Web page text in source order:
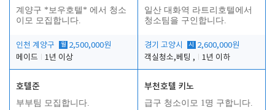
계양구 *보우호텔* 에서 청소
이모 모집합니다.
인천 계양구 월 2,500,000원
메이드
1년 이상
일산 대화역 라트리호텔에서
청소팀을 구인합니다.
경기 고양시 시
2,600,000원
객실청소,베팅 ,
1년 이하
호텔준
부부팀 모집합니다.
부천호텔 키노
급구 청소이모 1명 구합니다.